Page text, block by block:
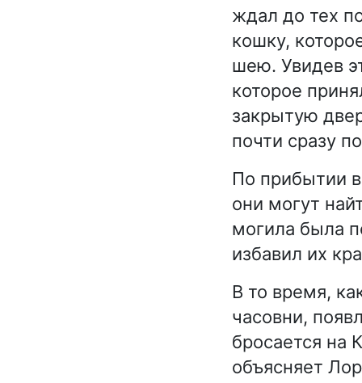
ждал до тех
кошку,
шею. Увидев
которое
закрытую
почти сразу
По прибытии
они могут
могила была
избавил их
В то время,
часовни,
бросается на
объясняет